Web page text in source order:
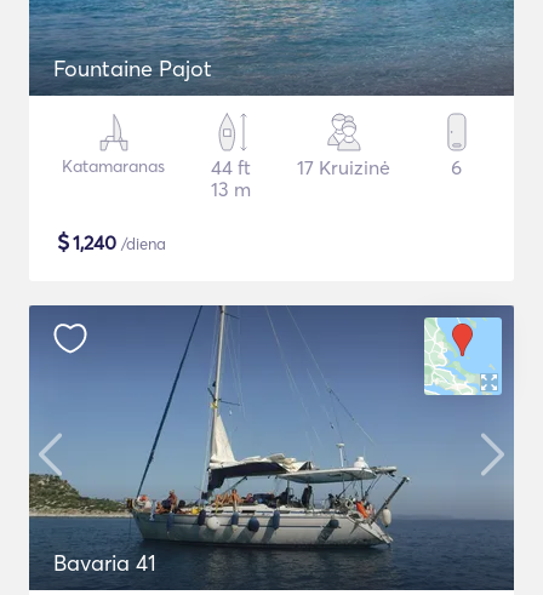
Fountaine Pajot
Katamaranas
44 ft
13 m
17 Kruizinė 6
$1,240 /diena
Bavaria 41